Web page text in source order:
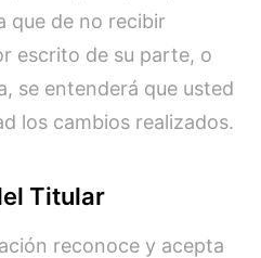
que de no recibir
escrito de su parte, o
se entenderá que usted
los cambios realizados.
Titular
reconoce y acepta